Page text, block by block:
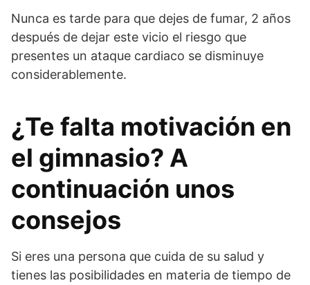
Nunca es tarde para que dejes de fumar, 2 años
después de dejar este vicio el riesgo que
presentes un ataque cardiaco se disminuye
considerablemente.
¿Te falta motivación en
el gimnasio? A
continuación unos
consejos
Si eres una persona que cuida de su salud y
tienes las posibilidades en materia de tiempo de